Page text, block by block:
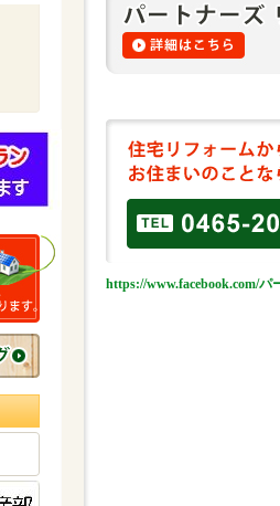
https://www.facebook.com/パ